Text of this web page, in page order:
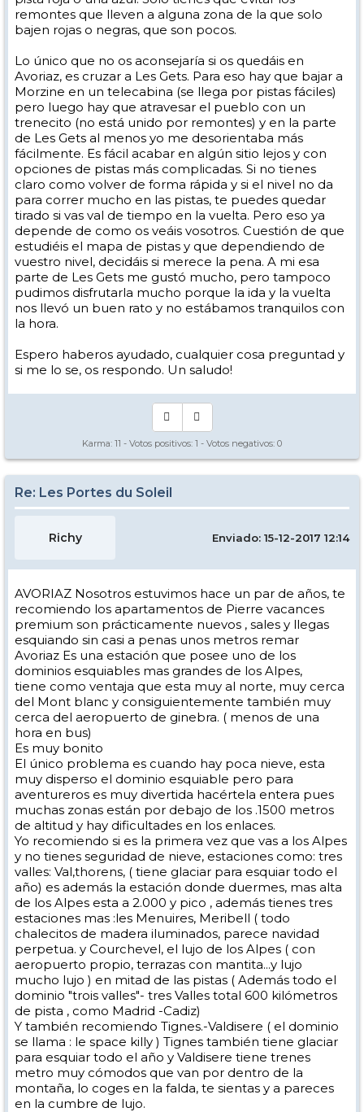
remontes que lleven a alguna zona de la que solo
bajen rojas o negras, que son pocos.
Lo único que no os aconsejaría si os quedáis en
Avoriaz, es cruzar a Les Gets. Para eso hay que bajar a
Morzine en un telecabina (se llega por pistas fáciles)
pero luego hay que atravesar el pueblo con un
trenecito (no está unido por remontes) y en la parte
de Les Gets al menos yo me desorientaba más
fácilmente. Es fácil acabar en algún sitio lejos y con
opciones de pistas más complicadas. Si no tienes
claro como volver de forma rápida y si el nivel no da
para correr mucho en las pistas, te puedes quedar
tirado si vas val de tiempo en la vuelta. Pero eso ya
depende de como os veáis vosotros. Cuestión de que
estudiéis el mapa de pistas y que dependiendo de
vuestro nivel, decidáis si merece la pena. A mi esa
parte de Les Gets me gustó mucho, pero tampoco
pudimos disfrutarla mucho porque la ida y la vuelta
nos llevó un buen rato y no estábamos tranquilos con
la hora.
Espero haberos ayudado, cualquier cosa preguntad y
si me lo se, os respondo. Un saludo!
Karma: 11 - Votos positivos: 1 - Votos negativos: 0
Re: Les Portes du Soleil
Richy Enviado: 15-12-2017 12:14
AVORIAZ Nosotros estuvimos hace un par de años, te
recomiendo los apartamentos de Pierre vacances
premium son prácticamente nuevos , sales y llegas
esquiando sin casi a penas unos metros remar
Avoriaz Es una estación que posee uno de los
dominios esquiables mas grandes de los Alpes,
tiene como ventaja que esta muy al norte, muy cerca
del Mont blanc y consiguientemente también muy
cerca del aeropuerto de ginebra. ( menos de una
hora en bus)
Es muy bonito
El único problema es cuando hay poca nieve, esta
muy disperso el dominio esquiable pero para
aventureros es muy divertida hacértela entera pues
muchas zonas están por debajo de los .1500 metros
de altitud y hay dificultades en los enlaces.
Yo recomiendo si es la primera vez que vas a los Alpes
y no tienes seguridad de nieve, estaciones como: tres
valles: Val,thorens, ( tiene glaciar para esquiar todo el
año) es además la estación donde duermes, mas alta
de los Alpes esta a 2.000 y pico , además tienes tres
estaciones mas :les Menuires, Meribell ( todo
chalecitos de madera iluminados, parece navidad
perpetua. y Courchevel, el lujo de los Alpes ( con
aeropuerto propio, terrazas con mantita...y lujo
mucho lujo ) en mitad de las pistas ( Además todo el
dominio "trois valles"- tres Valles total 600 kilómetros
de pista , como Madrid -Cadiz)
Y también recomiendo Tignes.-Valdisere ( el dominio
se llama : le space killy ) Tignes también tiene glaciar
para esquiar todo el año y Valdisere tiene trenes
metro muy cómodos que van por dentro de la
montaña, lo coges en la falda, te sientas y a pareces
en la cumbre de lujo.